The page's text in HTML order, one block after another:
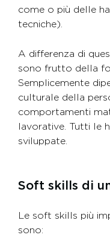
come o più delle
tecniche).
A differenza di
sono frutto della
Semplicemente
culturale della
comportamenti
lavorative. Tutti le
sviluppate.
Soft skills di
Le soft skills più
sono: